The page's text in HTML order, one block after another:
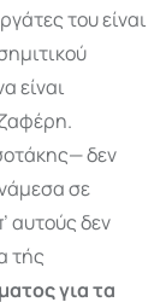
του είναι
είναι
δεν
σε
αυτούς δεν
τής
για τα